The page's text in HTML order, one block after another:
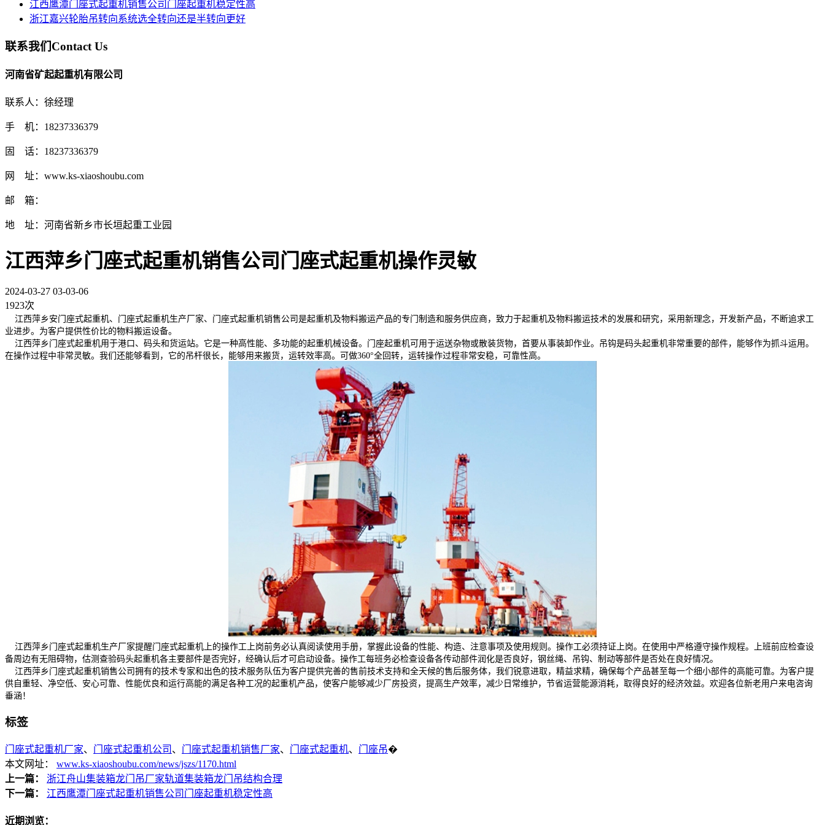
江西鹰潭门座式起重机销售公司门座起重机稳定性高
浙江嘉兴轮胎吊转向系统选全转向还是半转向更好
联系我们Contact Us
河南省矿起起重机有限公司
联系人：徐经理
手 机：18237336379
固 话：18237336379
网 址：www.ks-xiaoshoubu.com
邮 箱：
地 址：河南省新乡市长垣起重工业园
江西萍乡门座式起重机销售公司门座式起重机操作灵敏
2024-03-27 03-03-06
1923次
江西萍乡安门座式起重机、门座式起重机生产厂家、门座式起重机销售公司是起重机及物料搬运产品的专门制造和服务供应商，致力于起重机及物料搬运技术的发展和研究，采用新理念，开发新产品，不断追求工
业进步。为客户提供性价比的物料搬运设备。
江西萍乡门座式起重机用于港口、码头和货运站。它是一种高性能、多功能的起重机械设备。门座起重机可用于运送杂物或散装货物，首要从事装卸作业。吊钩是码头起重机非常重要的部件，能够作为抓斗运用。
在操作过程中非常灵敏。我们还能够看到，它的吊杆很长，能够用来搬货，运转效率高。可做360°全回转，运转操作过程非常安稳，可靠性高。
江西萍乡门座式起重机生产厂家提醒门座式起重机上的操作工上岗前务必认真阅读使用手册，掌握此设备的性能、构造、注意事项及使用规则。操作工必须持证上岗。在使用中严格遵守操作规程。上班前应检查设
备周边有无阻碍物，估测查验码头起重机各主要部件是否完好，经确认后才可启动设备。操作工每班务必检查设备各传动部件润化是否良好，钢丝绳、吊钩、制动等部件是否处在良好情况。
江西萍乡门座式起重机销售公司拥有的技术专家和出色的技术服务队伍为客户提供完善的售前技术支持和全天候的售后服务体，我们锐意进取，精益求精，确保每个产品甚至每一个细小部件的高能可靠。为客户提
供自重轻、净空低、安心可靠、性能优良和运行高能的满足各种工况的起重机产品，使客户能够减少厂房投资，提高生产效率，减少日常维护，节省运营能源消耗，取得良好的经济效益。欢迎各位新老用户来电咨询
垂涵！
标签
门座式起重机厂家、 门座式起重机公司 、 门座式起重机销售厂家、 门座式起重机、 门座吊�
本文网址： www.ks-xiaoshoubu.com/news/jszs/1170.html
上一篇：
浙江舟山集装箱龙门吊厂家轨道集装箱龙门吊结构合理
下一篇：
江西鹰潭门座式起重机销售公司门座起重机稳定性高
近期浏览：